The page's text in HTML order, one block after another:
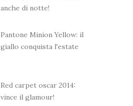
anche di notte!
Pantone Minion Yellow: il
giallo conquista l'estate
Red carpet oscar 2014:
vince il glamour!